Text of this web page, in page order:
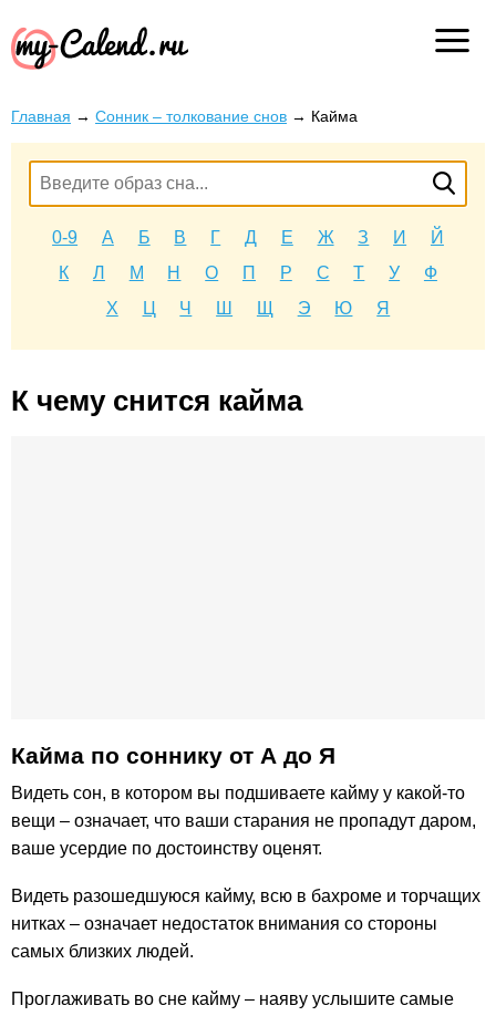
Главная → Сонник – толкование снов → Кайма
0-9 А Б В Г Д Е Ж З И
Й
К
Л М Н О П Р С Т У
Ф
Х
Ц Ч Ш Щ Э Ю Я
К чему снится кайма
Кайма по соннику от А до Я
Видеть сон, в котором вы подшиваете кайму у какой-то
вещи – означает, что ваши старания не пропадут даром,
ваше усердие по достоинству оценят.
Видеть разошедшуюся кайму, всю в бахроме и торчащих
нитках – означает недостаток внимания со стороны
самых близких людей.
Проглаживать во сне кайму – наяву услышите самые